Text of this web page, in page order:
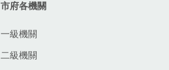
市府各機關
一級機關
二級機關